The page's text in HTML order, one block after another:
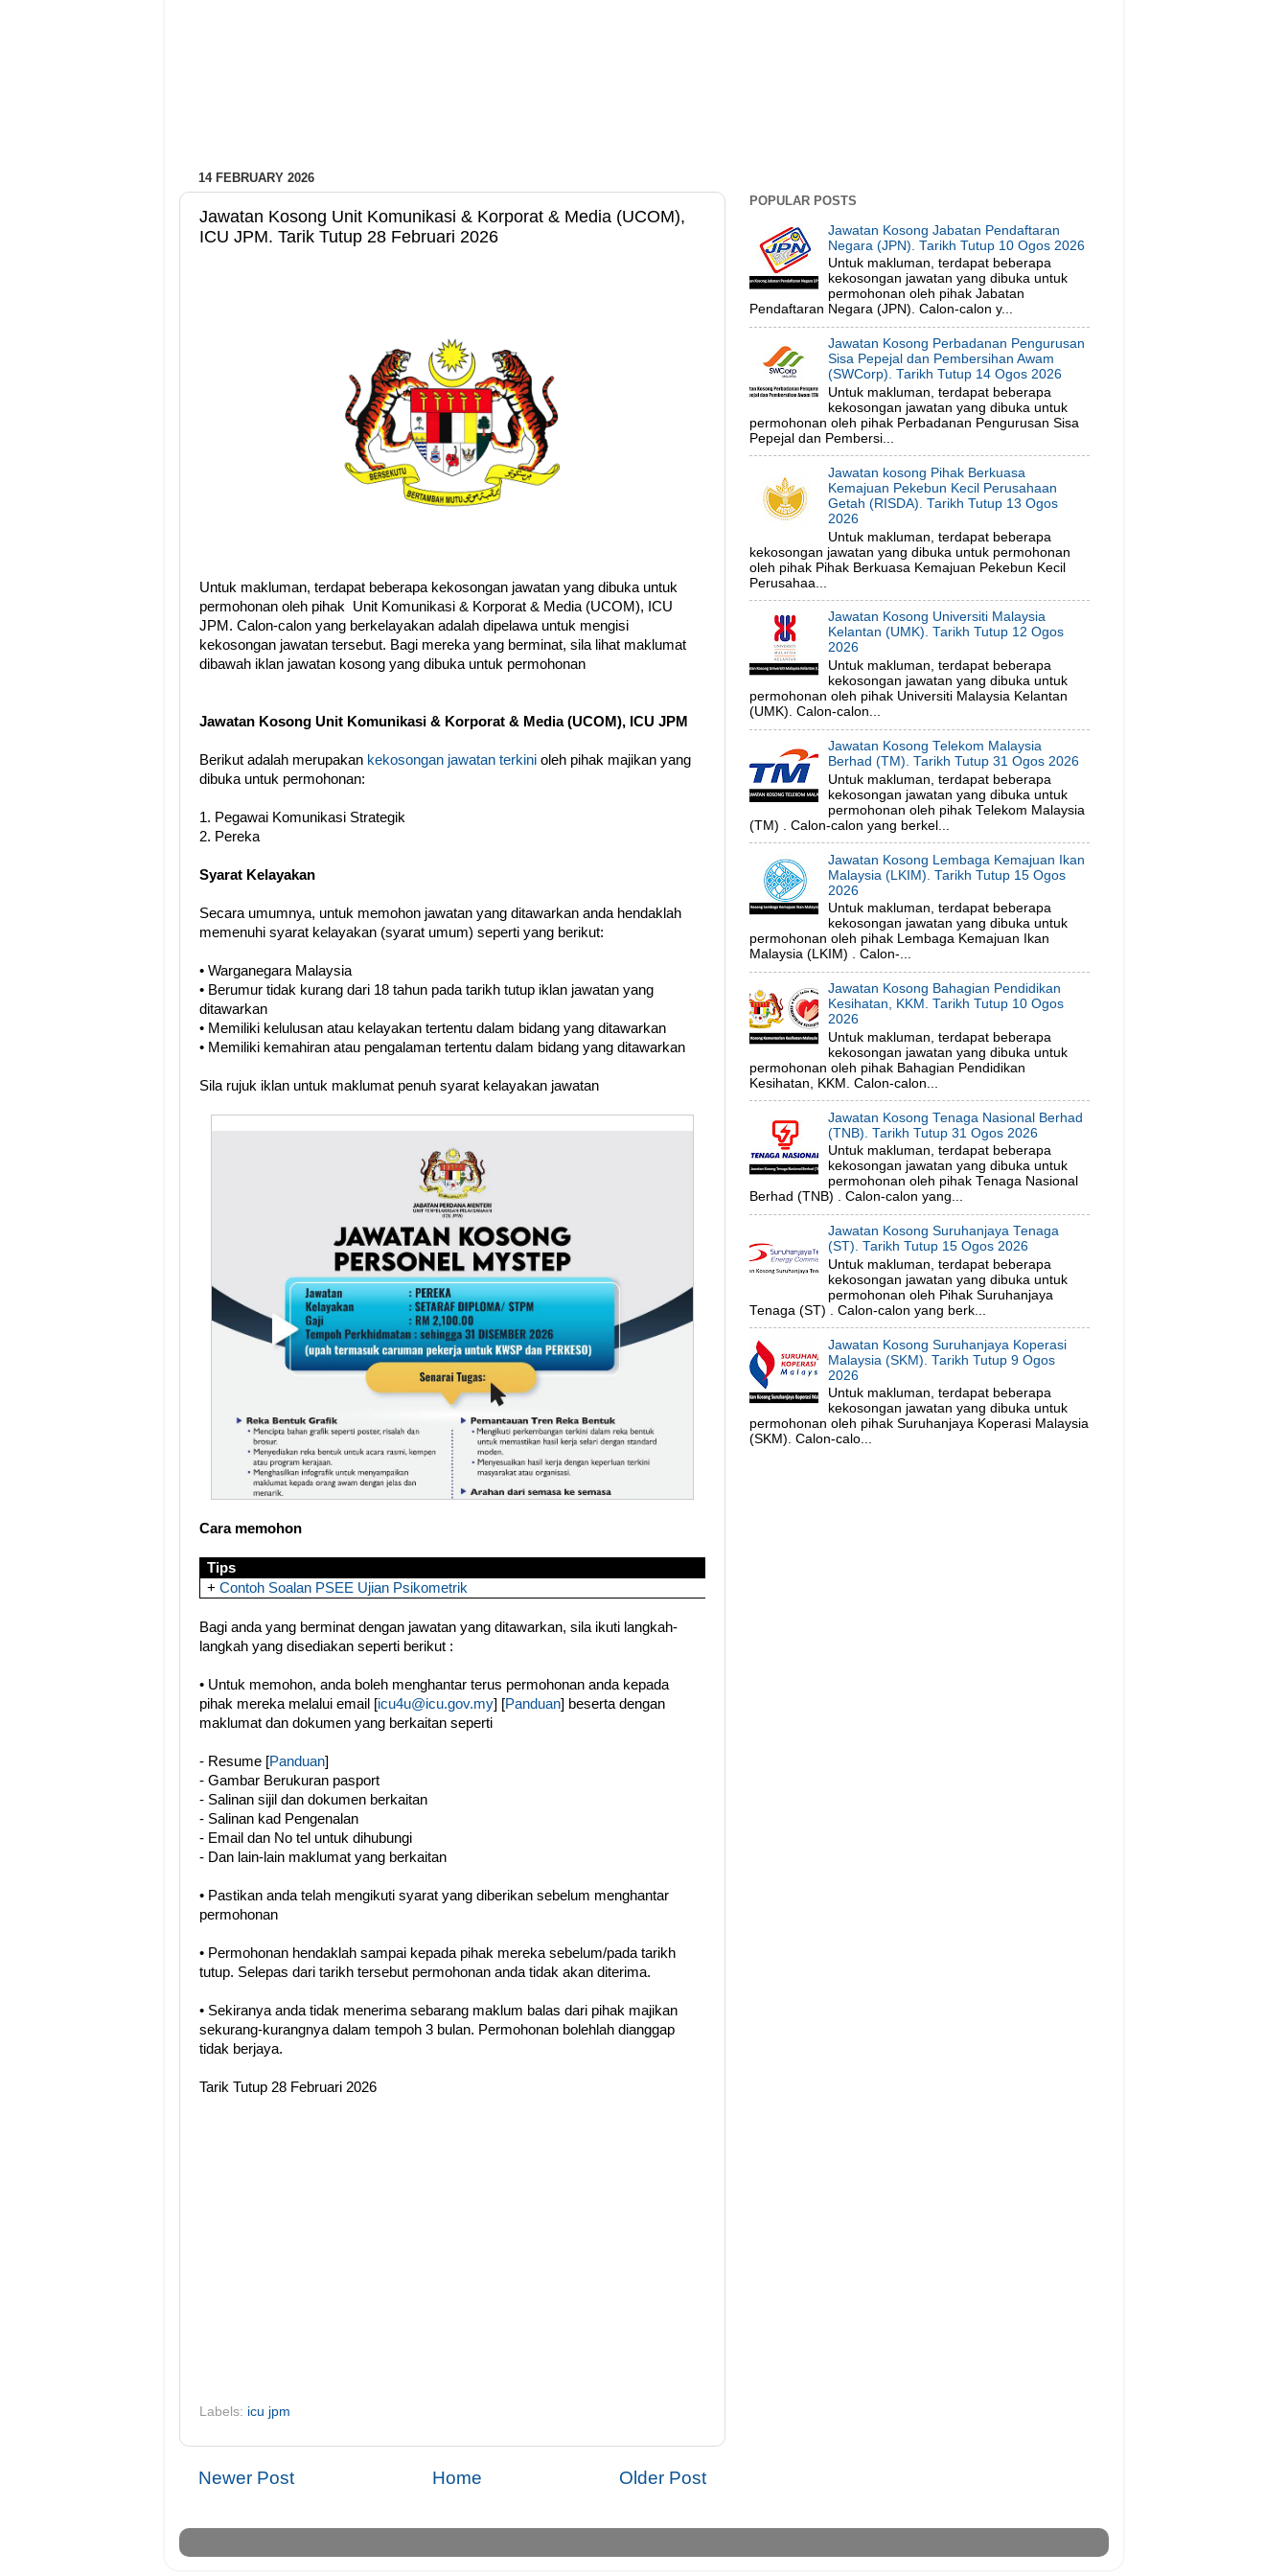
14 FEBRUARY 2026
Jawatan Kosong Unit Komunikasi & Korporat & Media (UCOM),
ICU JPM. Tarik Tutup 28 Februari 2026
Untuk makluman, terdapat beberapa kekosongan jawatan yang dibuka untuk
permohonan oleh pihak Unit Komunikasi & Korporat & Media (UCOM), ICU
JPM. Calon-calon yang berkelayakan adalah dipelawa untuk mengisi
kekosongan jawatan tersebut. Bagi mereka yang berminat, sila lihat maklumat
dibawah iklan jawatan kosong yang dibuka untuk permohonan
Jawatan Kosong Unit Komunikasi & Korporat & Media (UCOM), ICU JPM
Berikut adalah merupakan kekosongan jawatan terkini oleh pihak majikan yang
dibuka untuk permohonan:
1. Pegawai Komunikasi Strategik
2. Pereka
Syarat Kelayakan
Secara umumnya, untuk memohon jawatan yang ditawarkan anda hendaklah
memenuhi syarat kelayakan (syarat umum) seperti yang berikut:
• Warganegara Malaysia
• Berumur tidak kurang dari 18 tahun pada tarikh tutup iklan jawatan yang
ditawarkan
• Memiliki kelulusan atau kelayakan tertentu dalam bidang yang ditawarkan
• Memiliki kemahiran atau pengalaman tertentu dalam bidang yang ditawarkan
Sila rujuk iklan untuk maklumat penuh syarat kelayakan jawatan
Cara memohon
Tips
+Contoh Soalan PSEE Ujian Psikometrik
Bagi anda yang berminat dengan jawatan yang ditawarkan, sila ikuti langkah-
langkah yang disediakan seperti berikut :
• Untuk memohon, anda boleh menghantar terus permohonan anda kepada
pihak mereka melalui email [icu4u@icu.gov.my] [Panduan] beserta dengan
maklumat dan dokumen yang berkaitan seperti
- Resume [Panduan]
- Gambar Berukuran pasport
- Salinan sijil dan dokumen berkaitan
- Salinan kad Pengenalan
- Email dan No tel untuk dihubungi
- Dan lain-lain maklumat yang berkaitan
• Pastikan anda telah mengikuti syarat yang diberikan sebelum menghantar
permohonan
• Permohonan hendaklah sampai kepada pihak mereka sebelum/pada tarikh
tutup. Selepas dari tarikh tersebut permohonan anda tidak akan diterima.
• Sekiranya anda tidak menerima sebarang maklum balas dari pihak majikan
sekurang-kurangnya dalam tempoh 3 bulan. Permohonan bolehlah dianggap
tidak berjaya.
Tarik Tutup 28 Februari 2026
Labels: icu jpm
Newer Post Older Post
Home
POPULAR POSTS
Jawatan Kosong Jabatan Pendaftaran
Negara (JPN). Tarikh Tutup 10 Ogos 2026
Untuk makluman, terdapat beberapa
kekosongan jawatan yang dibuka untuk
permohonan oleh pihak Jabatan
Pendaftaran Negara (JPN). Calon-calon y...
Jawatan Kosong Perbadanan Pengurusan
Sisa Pepejal dan Pembersihan Awam
(SWCorp). Tarikh Tutup 14 Ogos 2026
Untuk makluman, terdapat beberapa
kekosongan jawatan yang dibuka untuk
permohonan oleh pihak Perbadanan Pengurusan Sisa
Pepejal dan Pembersi...
Jawatan kosong Pihak Berkuasa
Kemajuan Pekebun Kecil Perusahaan
Getah (RISDA). Tarikh Tutup 13 Ogos
2026
Untuk makluman, terdapat beberapa
kekosongan jawatan yang dibuka untuk permohonan
oleh pihak Pihak Berkuasa Kemajuan Pekebun Kecil
Perusahaa...
Jawatan Kosong Universiti Malaysia
Kelantan (UMK). Tarikh Tutup 12 Ogos
2026
Untuk makluman, terdapat beberapa
kekosongan jawatan yang dibuka untuk
permohonan oleh pihak Universiti Malaysia Kelantan
(UMK). Calon-calon...
Jawatan Kosong Telekom Malaysia
Berhad (TM). Tarikh Tutup 31 Ogos 2026
Untuk makluman, terdapat beberapa
kekosongan jawatan yang dibuka untuk
permohonan oleh pihak Telekom Malaysia
(TM) . Calon-calon yang berkel...
Jawatan Kosong Lembaga Kemajuan Ikan
Malaysia (LKIM). Tarikh Tutup 15 Ogos
2026
Untuk makluman, terdapat beberapa
kekosongan jawatan yang dibuka untuk
permohonan oleh pihak Lembaga Kemajuan Ikan
Malaysia (LKIM) . Calon-...
Jawatan Kosong Bahagian Pendidikan
Kesihatan, KKM. Tarikh Tutup 10 Ogos
2026
Untuk makluman, terdapat beberapa
kekosongan jawatan yang dibuka untuk
permohonan oleh pihak Bahagian Pendidikan
Kesihatan, KKM. Calon-calon...
Jawatan Kosong Tenaga Nasional Berhad
(TNB). Tarikh Tutup 31 Ogos 2026
Untuk makluman, terdapat beberapa
kekosongan jawatan yang dibuka untuk
permohonan oleh pihak Tenaga Nasional
Berhad (TNB) . Calon-calon yang...
Jawatan Kosong Suruhanjaya Tenaga
(ST). Tarikh Tutup 15 Ogos 2026
Untuk makluman, terdapat beberapa
kekosongan jawatan yang dibuka untuk
permohonan oleh Pihak Suruhanjaya
Tenaga (ST) . Calon-calon yang berk...
Jawatan Kosong Suruhanjaya Koperasi
Malaysia (SKM). Tarikh Tutup 9 Ogos
2026
Untuk makluman, terdapat beberapa
kekosongan jawatan yang dibuka untuk
permohonan oleh pihak Suruhanjaya Koperasi Malaysia
(SKM). Calon-calo...